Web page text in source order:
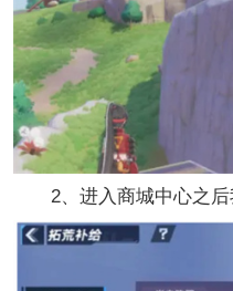
2、进入商城中心之后